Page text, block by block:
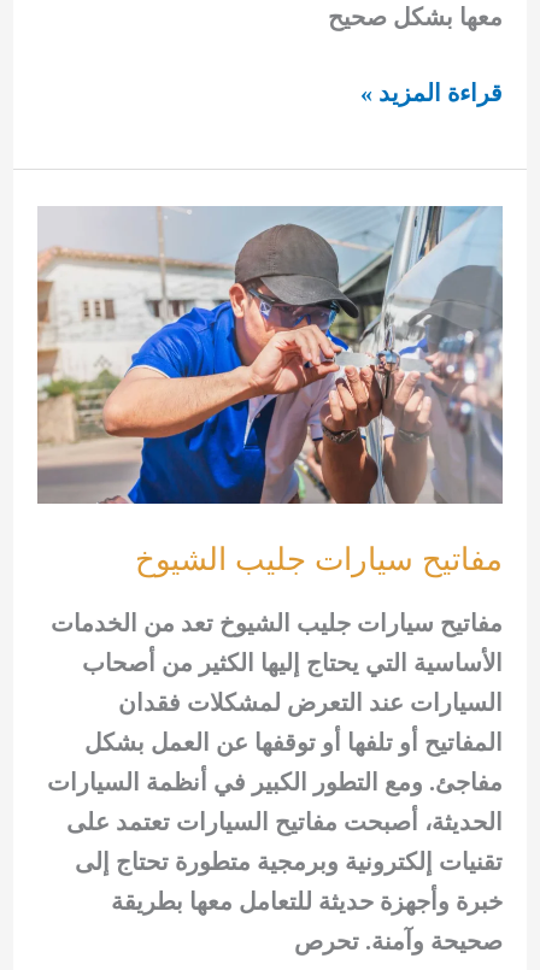
معها بشكل صحيح
مفاتيح
بجليب
الشيوخ
بخدمات
احترافية
سريعة
لجميع
أنواع
السيارات
قراءة المزيد »
مفاتيح سيارات جليب الشيوخ
مفاتيح سيارات جليب الشيوخ تعد من الخدمات
الأساسية التي يحتاج إليها الكثير من أصحاب
السيارات عند التعرض لمشكلات فقدان
المفاتيح أو تلفها أو توقفها عن العمل بشكل
مفاجئ. ومع التطور الكبير في أنظمة السيارات
الحديثة، أصبحت مفاتيح السيارات تعتمد على
تقنيات إلكترونية وبرمجية متطورة تحتاج إلى
خبرة وأجهزة حديثة للتعامل معها بطريقة
صحيحة وآمنة. تحرص